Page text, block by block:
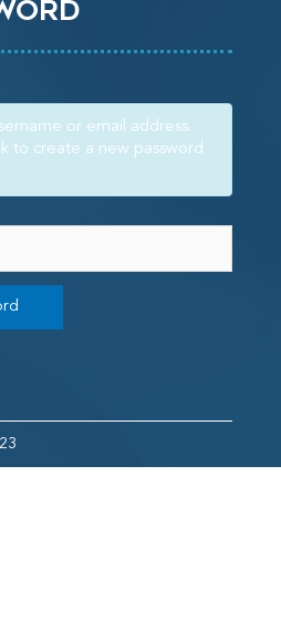
or email address.
to create a new password